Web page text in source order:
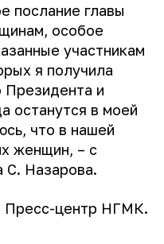
послание главы
особое
участникам
я получила
Президента и
останутся в моей
что в нашей
женщин, – с
С. Назарова.
Пресс-центр НГМК.